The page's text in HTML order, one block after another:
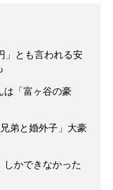
」とも言われる安
「富ヶ谷の豪
弟と婚外子」大豪
しかできなかった